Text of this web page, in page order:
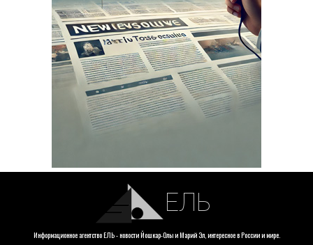
ЕЛЬ
Информационное агентство ЕЛЬ - новости Йошкар-Олы и Марий Эл, интересное в России и мире.